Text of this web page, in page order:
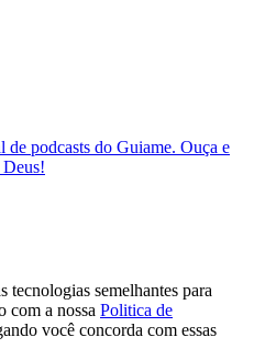
de podcasts do Guiame. Ouça e
Deus!
tecnologias semelhantes para
com a nossa Politica de
você concorda com essas